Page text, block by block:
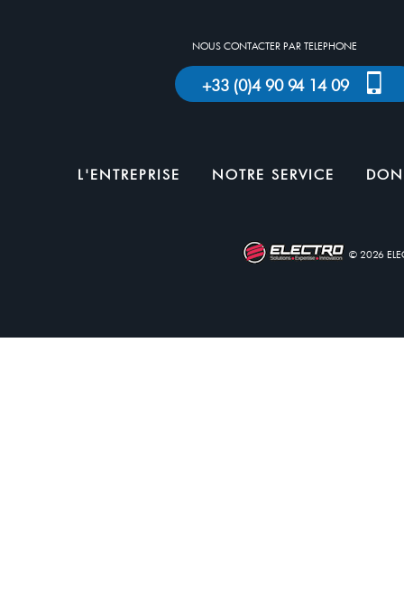
NOUS CONTACTER PAR TELEPHONE
+33 (0)4 90 94 14 09
L'ENTREPRISE NOTRE SERVICE
© 2026